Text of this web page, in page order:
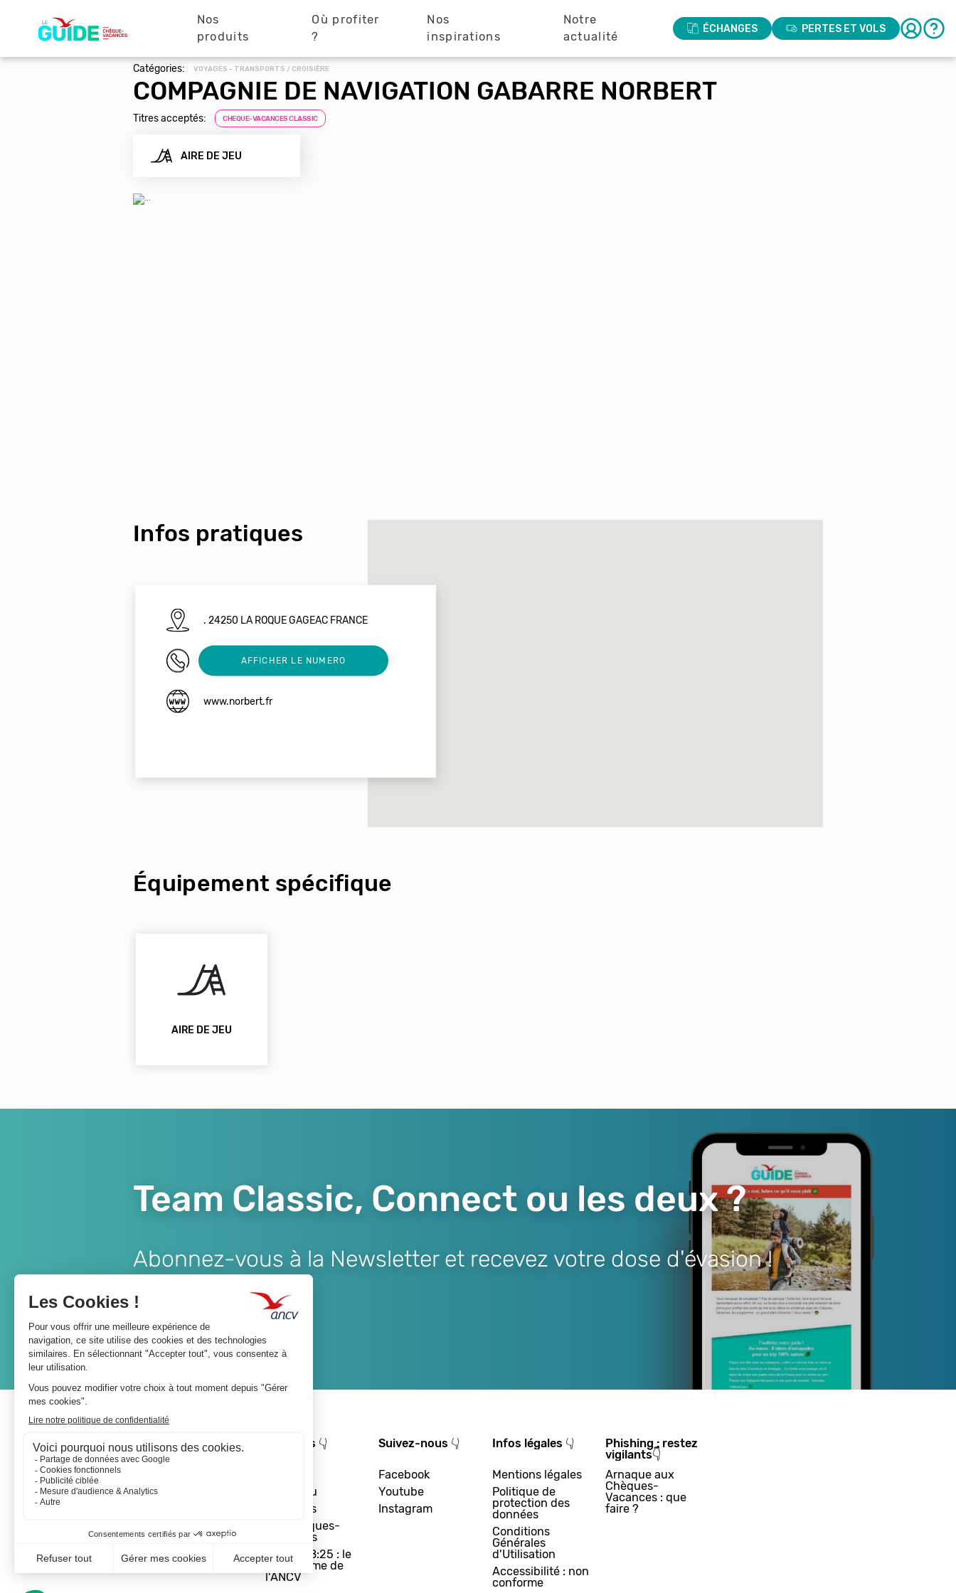
principale
Nos
produits
Où profiter
?
Nos
inspirations
Notre
actualité
ÉCHANGES PERTES ET VOLS
Catégories: VOYAGES - TRANSPORTS / CROISIÈRE
COMPAGNIE DE NAVIGATION GABARRE NORBERT
Titres acceptés: CHEQUE-VACANCES CLASSIC
AIRE DE JEU
Infos pratiques
. 24250 LA ROQUE GAGEAC FRANCE
05 53 29 40 44AFFICHER LE NUMERO
www.norbert.fr
Équipement spécifique
AIRE DE JEU
Team Classic, Connect ou les deux ?
Abonnez-vous à la Newsletter et recevez votre dose d'évasion !
A propos 👇
Le réseau
Les actus
Les Chèques-
Vacances
Départ 18:25 : le
programme de
l'ANCV
Suivez-nous 👇
Facebook
Youtube
Instagram
Infos légales 👇
Mentions légales
Politique de
protection des
données
Conditions
Générales
d'Utilisation
Accessibilité : non
conforme
Phishing : restez
vigilants👇
Arnaque aux
Chèques-
Vacances : que
faire ?